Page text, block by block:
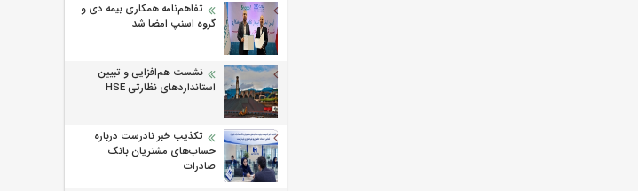
تفاهم‌نامه همکاری بیمه دی و
گروه اسنپ امضا شد
نشست هم‌افزایی و تبیین
استانداردهای نظارتی HSE
تکذیب خبر نادرست درباره
حساب‌های مشتریان بانک
صادرات